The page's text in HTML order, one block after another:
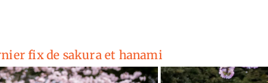
fix de sakura et hanami